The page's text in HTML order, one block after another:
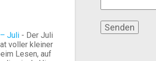
Juli - Der Juli
voller kleiner
Lesen, auf